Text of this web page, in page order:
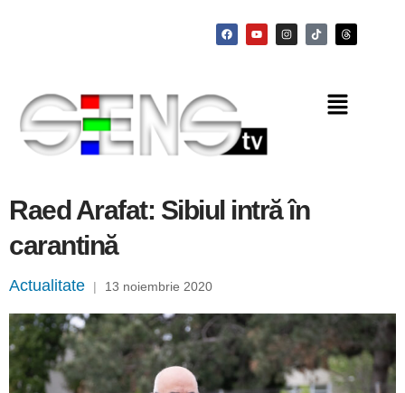
Raed Arafat: Sibiul intră în
carantină
Actualitate | 13 noiembrie 2020